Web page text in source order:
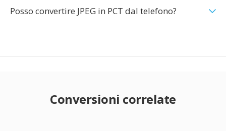
Posso convertire JPEG in PCT dal telefono?
Conversioni correlate